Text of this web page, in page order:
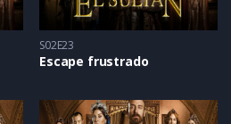
S02E23
Escape frustrado